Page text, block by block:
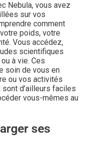
Nebula, vous avez
sur vos
comment
poids, votre
Vous accédez,
scientifiques
à vie. Ces
soin de vous en
ou vos activités
d’ailleurs faciles
vous-mêmes au
ses